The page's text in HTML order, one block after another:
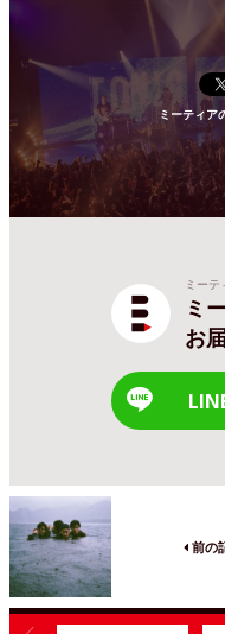
ミーティア
ミー
ミ
お
前の